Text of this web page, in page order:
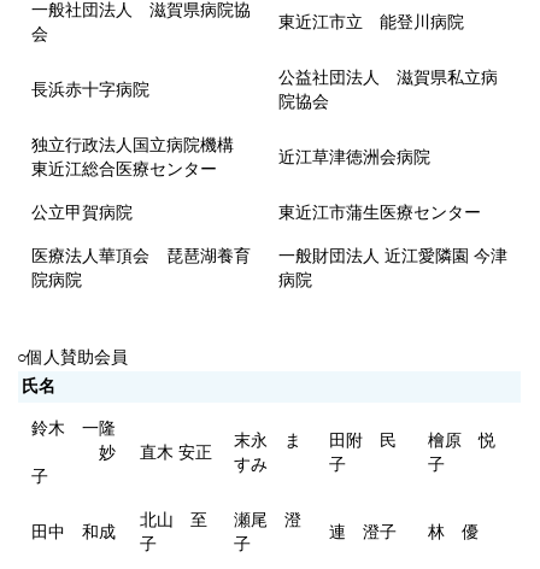
一般社団法人 滋賀県病院協
会
東近江市立 能登川病院
長浜赤十字病院
公益社団法人 滋賀県私立病
院協会
独立行政法人国立病院機構
東近江総合医療センター
近江草津徳洲会病院
公立甲賀病院 東近江市蒲生医療センター
医療法人華頂会 琵琶湖養育
院病院
一般財団法人 近江愛隣園 今津
病院
○個人賛助会員
氏名
鈴木 一隆
妙
子
直木 安正
末永 ま
すみ
田附 民
子
檜原 悦
子
田中 和成
北山 至
子
瀬尾 澄
子
連 澄子 林 優